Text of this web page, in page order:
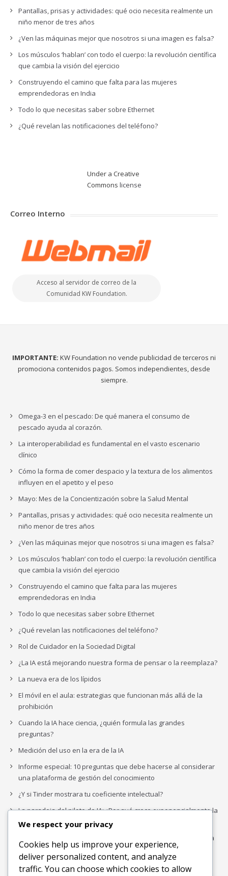
Pantallas, prisas y actividades: qué ocio necesita realmente un
niño menor de tres años
¿Ven las máquinas mejor que nosotros si una imagen es falsa?
Los músculos ‘hablan’ con todo el cuerpo: la revolución científica
que cambia la visión del ejercicio
Construyendo el camino que falta para las mujeres
emprendedoras en India
Todo lo que necesitas saber sobre Ethernet
¿Qué revelan las notificaciones del teléfono?
Under a Creative
Commons license
Correo Interno
Acceso al servidor de correo de la
Comunidad KW Foundation.
IMPORTANTE: KW Foundation no vende publicidad de terceros ni
promociona contenidos pagos. Somos independientes, desde
siempre.
Omega-3 en el pescado: De qué manera el consumo de
pescado ayuda al corazón.
La interoperabilidad es fundamental en el vasto escenario
clínico
Cómo la forma de comer despacio y la textura de los alimentos
influyen en el apetito y el peso
Mayo: Mes de la Concientización sobre la Salud Mental
Pantallas, prisas y actividades: qué ocio necesita realmente un
niño menor de tres años
¿Ven las máquinas mejor que nosotros si una imagen es falsa?
Los músculos ‘hablan’ con todo el cuerpo: la revolución científica
que cambia la visión del ejercicio
Construyendo el camino que falta para las mujeres
emprendedoras en India
Todo lo que necesitas saber sobre Ethernet
¿Qué revelan las notificaciones del teléfono?
Rol de Cuidador en la Sociedad Digital
¿La IA está mejorando nuestra forma de pensar o la reemplaza?
La nueva era de los lípidos
El móvil en el aula: estrategias que funcionan más allá de la
prohibición
Cuando la IA hace ciencia, ¿quién formula las grandes
preguntas?
Medición del uso en la era de la IA
Informe especial: 10 preguntas que debe hacerse al considerar
una plataforma de gestión del conocimiento
¿Y si Tinder mostrara tu coeficiente intelectual?
La paradoja del piloto de IA: ¿Por qué crece exponencialmente la
complejidad de la IA empresarial?
Los organigramas de marketing se crearon para los canales. La
IA acaba de dejarlos obsoletos.
We respect your privacy
Cookies help us improve your experience,
deliver personalized content, and analyze
traffic. You can choose which cookies to allow